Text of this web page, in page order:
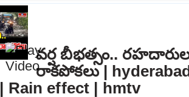
వర్ష బీభత్సం..
రాకపోకలు |
Rain effect | hmtv